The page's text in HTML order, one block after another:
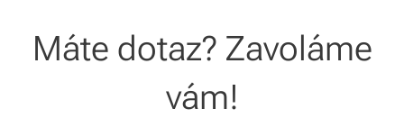
Máte dotaz? Zavoláme
vám!